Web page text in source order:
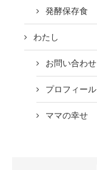
発酵保存食
わたし
お問い合わせ
プロフィール
ママの幸せ